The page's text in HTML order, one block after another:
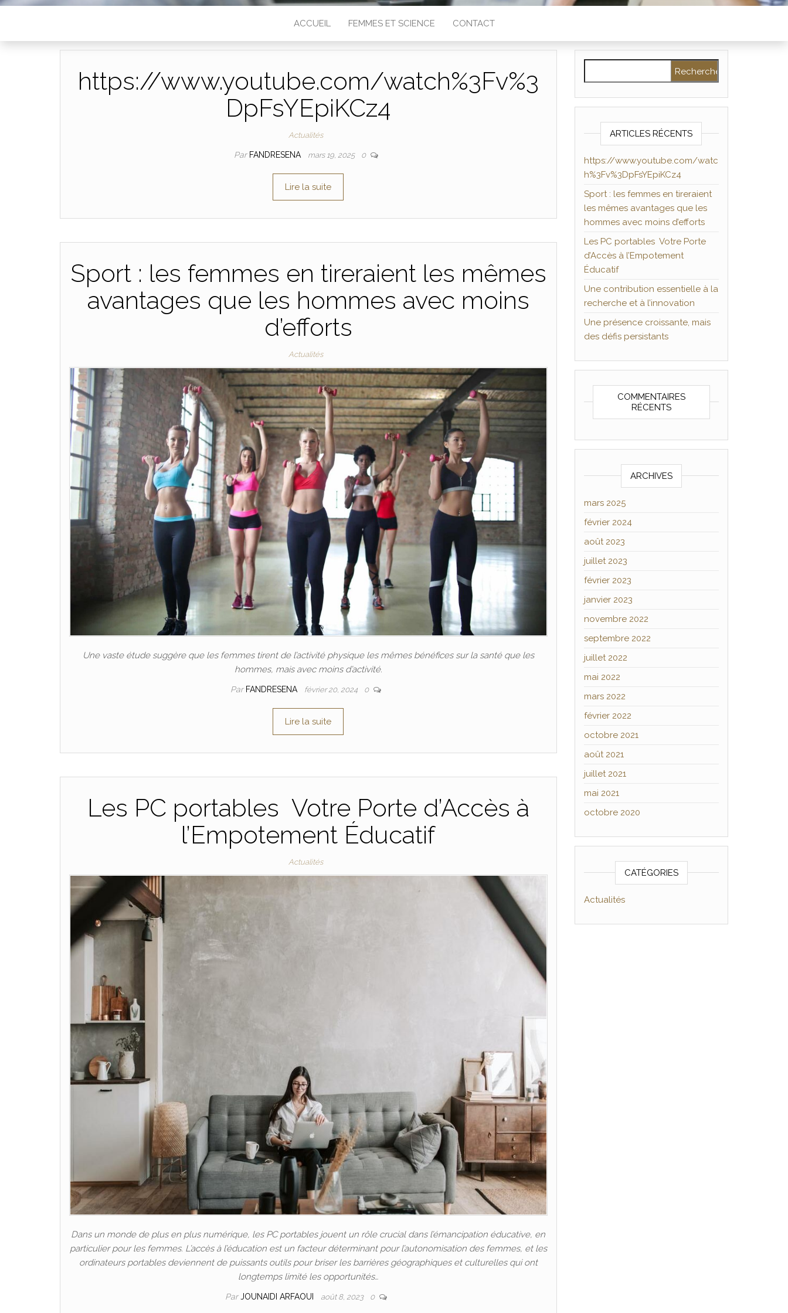
ACCUEIL FEMMES ET SCIENCE CONTACT
https://www.youtube.com/watch%3Fv%3
DpFsYEpiKCz4
Actualités
Par FANDRESENA mars 19, 2025 0
Lire la suite
Sport : les femmes en tireraient les mêmes
avantages que les hommes avec moins
d’efforts
Actualités
Une vaste étude suggère que les femmes tirent de l’activité physique les mêmes bénéfices sur la santé que les
hommes, mais avec moins d’activité.
Par FANDRESENA février 20, 2024 0
Lire la suite
Les PC portables Votre Porte d’Accès à
l’Empotement Éducatif
Actualités
Dans un monde de plus en plus numérique, les PC portables jouent un rôle crucial dans l’émancipation éducative, en
particulier pour les femmes. L’accès à l’éducation est un facteur déterminant pour l’autonomisation des femmes, et les
ordinateurs portables deviennent de puissants outils pour briser les barrières géographiques et culturelles qui ont
longtemps limité les opportunités…
ParJOUNAIDI ARFAOUI août 8, 2023 0
ARTICLES RÉCENTS
https://www.youtube.com/watc
h%3Fv%3DpFsYEpiKCz4
Sport : les femmes en tireraient
les mêmes avantages que les
hommes avec moins d’efforts
Les PC portables Votre Porte
d’Accès à l’Empotement
Éducatif
Une contribution essentielle à la
recherche et à l’innovation
Une présence croissante, mais
des défis persistants
COMMENTAIRES
RÉCENTS
ARCHIVES
mars 2025
février 2024
août 2023
juillet 2023
février 2023
janvier 2023
novembre 2022
septembre 2022
juillet 2022
mai 2022
mars 2022
février 2022
octobre 2021
août 2021
juillet 2021
mai 2021
octobre 2020
CATÉGORIES
Actualités